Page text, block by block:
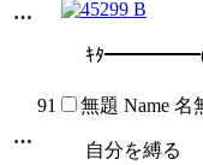
…
ｷﾀ
…
91 無題 Name 名
自分を縛る